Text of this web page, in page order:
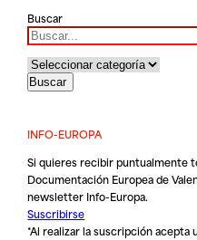
Buscar
INFO-EUROPA
Si quieres recibir puntualmente
Documentación Europea de
newsletter Info-Europa.
Suscribirse
*Al realizar la suscripción